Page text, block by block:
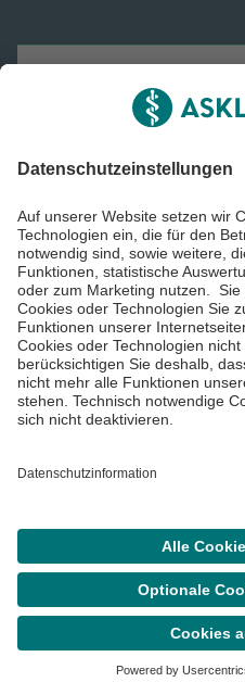
Suche
Asklepios Gruppe
Impressum
©Asklepios Kliniken